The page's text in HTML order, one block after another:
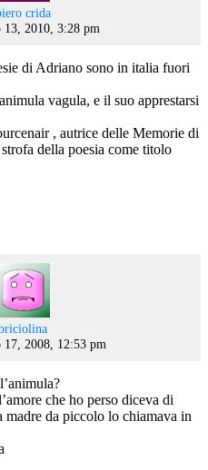
cridasays:
13, 2010, 3:28 pm
di Adriano sono in italia fuori
vagula, e il suo apprestarsi
, autrice delle Memorie di
della poesia come titolo
says:
17, 2008, 12:53 pm
che ho perso diceva di
madre da piccolo lo chiamava in